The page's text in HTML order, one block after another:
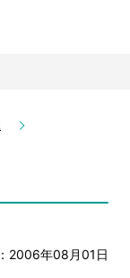
2006年08月01日